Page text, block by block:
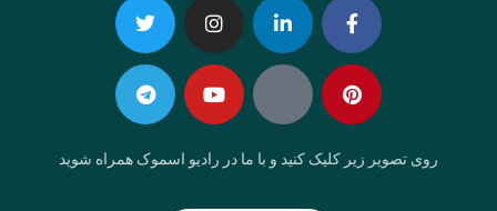
Facebook-
f
Linkedin-
in
Instagram
Twitter Pinterest
Eaparat
Youtube
Telegram
روی تصویر زیر کلیک کنید و با ما در رادیو اسموک همراه شوید